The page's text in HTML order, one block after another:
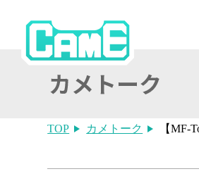
TOP カメトーク 【MF-